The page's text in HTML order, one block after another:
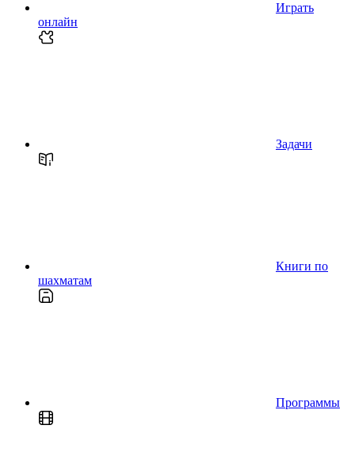
Играть
онлайн
Задачи
Книги по
шахматам
Программы